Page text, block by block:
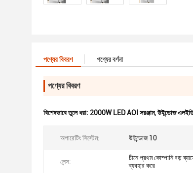
পণ্যের বিবরণ পণ্যের বর্ণনা
পণ্যের বিবরণ
বিশেষভাবে তুলে ধরা: 2000W LED AOI সরঞ্জাম,উইন্ডোজ
অপারেটিং সিস্টেম: উইন্ডোজ 10
লেন্স:
চীনে প্রথম কোম্পানি বড়
ব্যবহার করে